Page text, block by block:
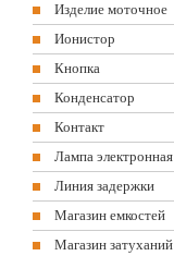
Изделие моточное
Ионистор
Кнопка
Конденсатор
Контакт
Лампа электронная
Линия задержки
Магазин емкостей
Магазин затуханий